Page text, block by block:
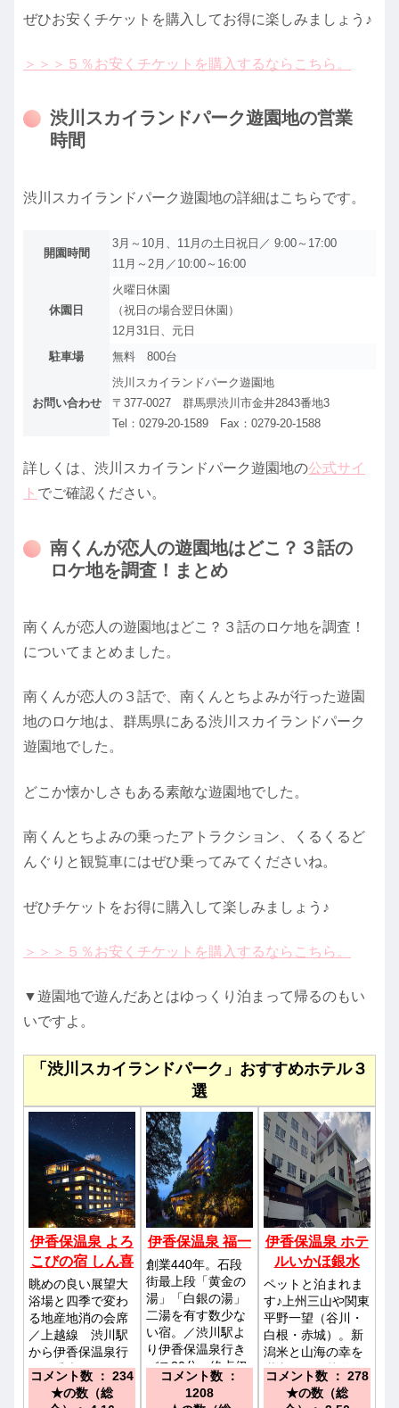
ぜひお安くチケットを購入してお得に楽しみましょう♪
＞＞＞５％お安くチケットを購入するならこちら。
渋川スカイランドパーク遊園地の営業
時間
渋川スカイランドパーク遊園地の詳細はこちらです。
開園時間
3月～10月、11月の土日祝日／ 9:00～17:00
11月～2月／10:00～16:00
休園日
火曜日休園
（祝日の場合翌日休園）
12月31日、元日
駐車場
無料 800台
お問い合わせ
渋川スカイランドパーク遊園地
〒377-0027 群馬県渋川市金井2843番地3
Tel：0279-20-1589 Fax：0279-20-1588
詳しくは、渋川スカイランドパーク遊園地の公式サイ
ト でご確認ください。
南くんが恋人の遊園地はどこ？３話の
ロケ地を調査！まとめ
南くんが恋人の遊園地はどこ？３話のロケ地を調査！
についてまとめました。
南くんが恋人の３話で、南くんとちよみが行った遊園
地のロケ地は、群馬県にある渋川スカイランドパーク
遊園地でした。
どこか懐かしさもある素敵な遊園地でした。
南くんとちよみの乗ったアトラクション、くるくるど
んぐりと観覧車にはぜひ乗ってみてくださいね。
ぜひチケットをお得に購入して楽しみましょう♪
＞＞＞５％お安くチケットを購入するならこちら。
▼遊園地で遊んだあとはゆっくり泊まって帰るのもい
いですよ。
「渋川スカイランドパーク」おすすめホテル３
選
伊香保温泉 よろ
こびの宿 しん喜
眺めの良い展望大
浴場と四季で変わ
る地産地消の会席
／上越線 渋川駅
から伊香保温泉行
バス乗車で２５
分、「伊香保温泉
バスターミナル」
コメント数 ： 234
★の数（総
伊香保温泉 福一
創業440年。石段
街最上段「黄金の
湯」「白銀の湯」
二湯を有す数少な
い宿。／渋川駅よ
り伊香保温泉行き
バス30分、終点伊
香保温泉下車。新
宿駅新南口発着の
コメント数 ：
1208
伊香保温泉 ホテ
ルいかほ銀水
ペットと泊まれま
す♪上州三山や関東
平野一望（谷川・
白根・赤城）。新
潟米と山海の幸を
満喫。／関越道 伊
香保・渋川ＩＣよ
り１５分。ＪＲ上
コメント数 ： 278
★の数（総